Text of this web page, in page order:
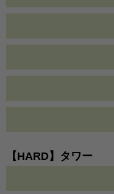
【HARD】タワー